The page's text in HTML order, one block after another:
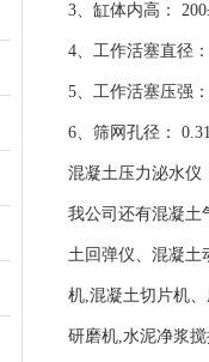
3、缸体内高：
4、工作活塞直径
5、工作活塞压强
6、筛网孔径：
混凝土压力泌水仪
我公司还有混凝土
土回弹仪、混凝土
机,混凝土切片机
研磨机,水泥净浆